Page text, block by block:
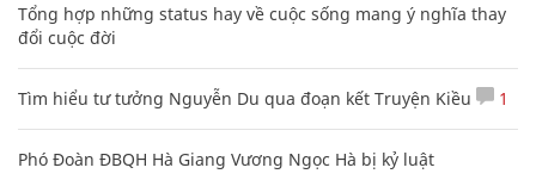
Tổng hợp những status hay về cuộc sống mang ý nghĩa thay
đổi cuộc đời
Tìm hiểu tư tưởng Nguyễn Du qua đoạn kết Truyện Kiều 1
Phó Đoàn ĐBQH Hà Giang Vương Ngọc Hà bị kỷ luật